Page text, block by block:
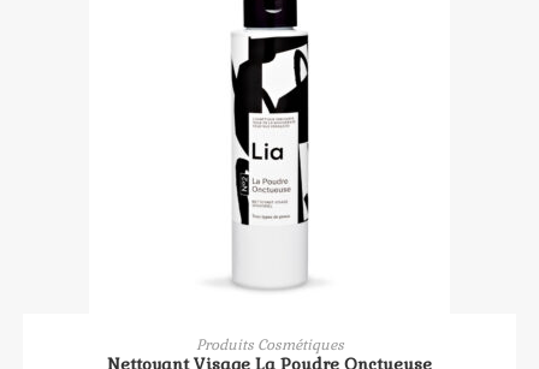
AJOUTER AU PANIER
Produits Cosmétiques
Nettoyant Visage La Poudre Onctueuse